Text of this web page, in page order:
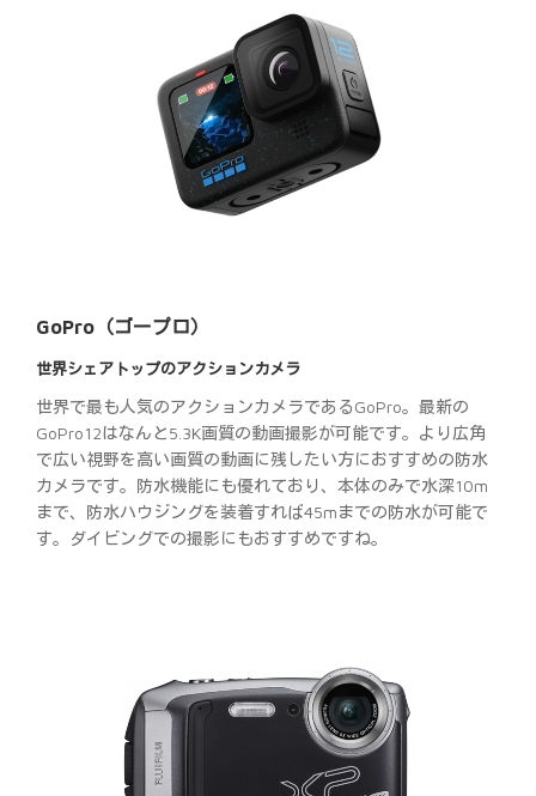
GoPro（ゴープロ）
世界シェアトップのアクションカメラ
世界で最も人気のアクションカメラであるGoPro。最新の
GoPro12はなんと5.3K画質の動画撮影が可能です。より広角
で広い視野を高い画質の動画に残したい方におすすめの防水
カメラです。防水機能にも優れており、本体のみで水深10m
まで、防水ハウジングを装着すれば45mまでの防水が可能で
す。ダイビングでの撮影にもおすすめですね。